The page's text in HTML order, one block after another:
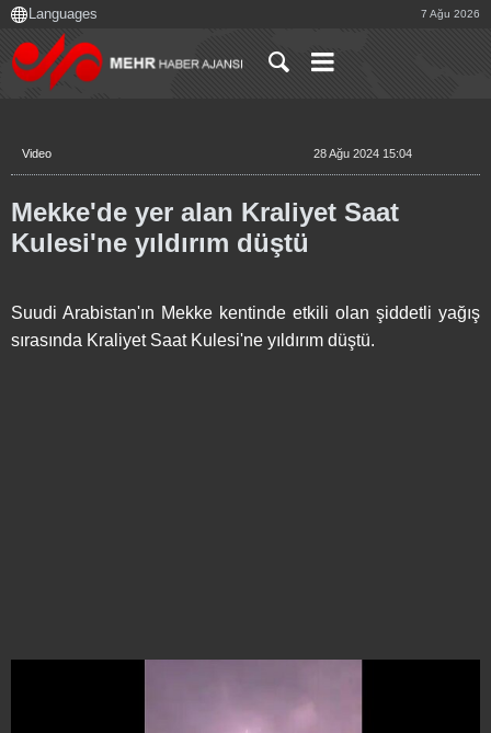
7 Ağu 2026
Video 28 Ağu 2024 15:04
Mekke'de yer alan Kraliyet Saat
Kulesi'ne yıldırım düştü
Suudi Arabistan'ın Mekke kentinde etkili olan şiddetli yağış
sırasında Kraliyet Saat Kulesi'ne yıldırım düştü.